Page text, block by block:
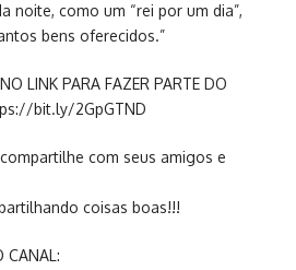
noite, como um “rei por um dia”,
bens oferecidos.”
LINK PARA FAZER PARTE DO
bit.ly/2GpGTND
com seus amigos e
coisas boas!!!
CANAL: